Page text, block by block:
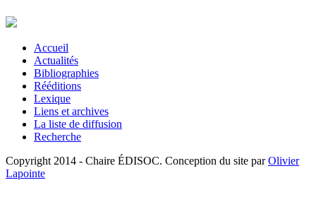
Accueil
Actualités
Bibliographies
Rééditions
Lexique
Liens et archives
La liste de diffusion
Recherche
Copyright 2014 - Chaire ÉDISOC. Conception du site parOlivier
Lapointe